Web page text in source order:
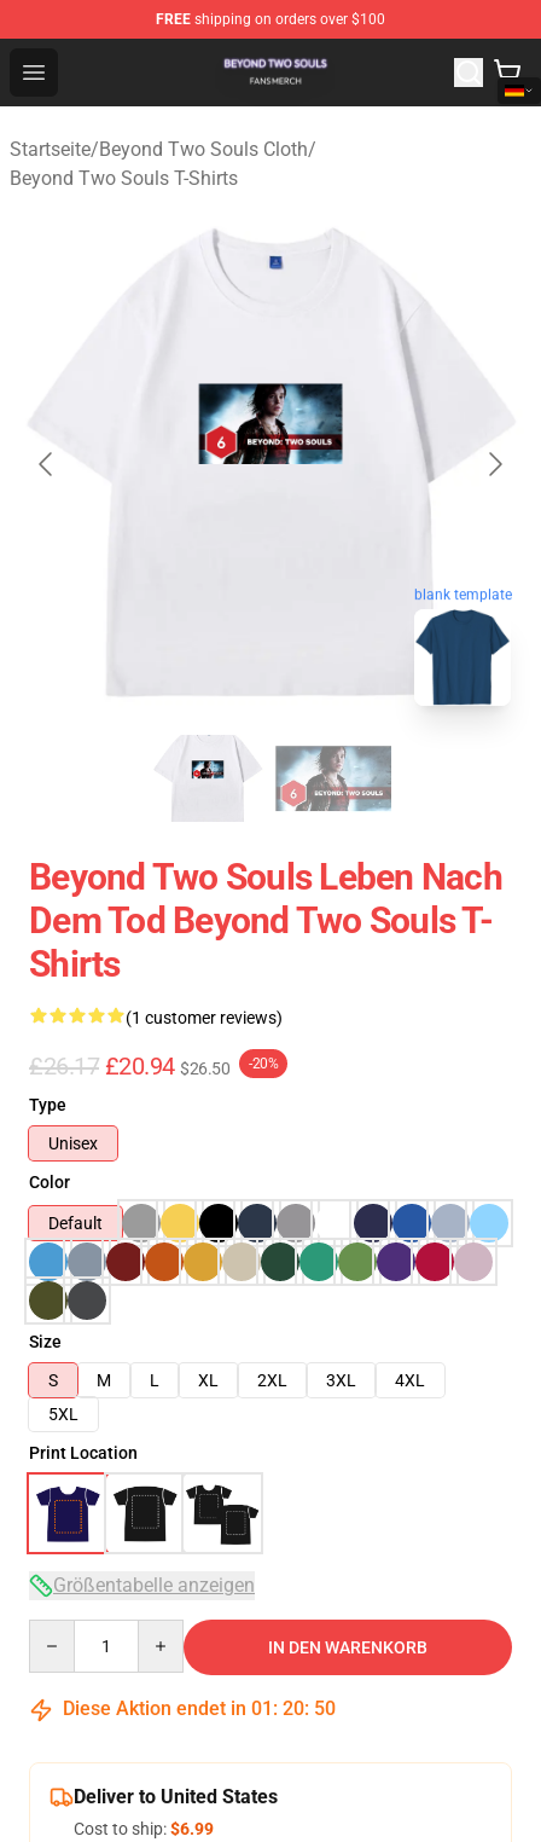
FREE shipping on orders over $100
Open menu
Beyond Two Souls Shop - Official Beyond Two Souls
Startseite/Beyond Two Souls Cloth/
Beyond Two Souls T-Shirts
blank template
Beyond Two Souls Leben Nach
Dem Tod Beyond Two Souls T-
Shirts
(1 customer reviews)
£26.17 £20.94 $26.50 -20%
Type
Unisex
Color
Default
Size
S
M L XL 2XL 3XL
4XL
5XL
Print Location
Größentabelle anzeigen
IN DEN WARENKORB
Diese Aktion endet in 01 : 20: 50
Deliver to United States
Cost to ship:$6.99